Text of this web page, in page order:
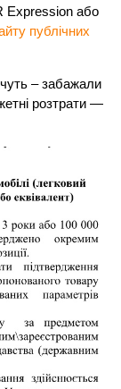
Expression або
публічних
– забажали
розтрати —